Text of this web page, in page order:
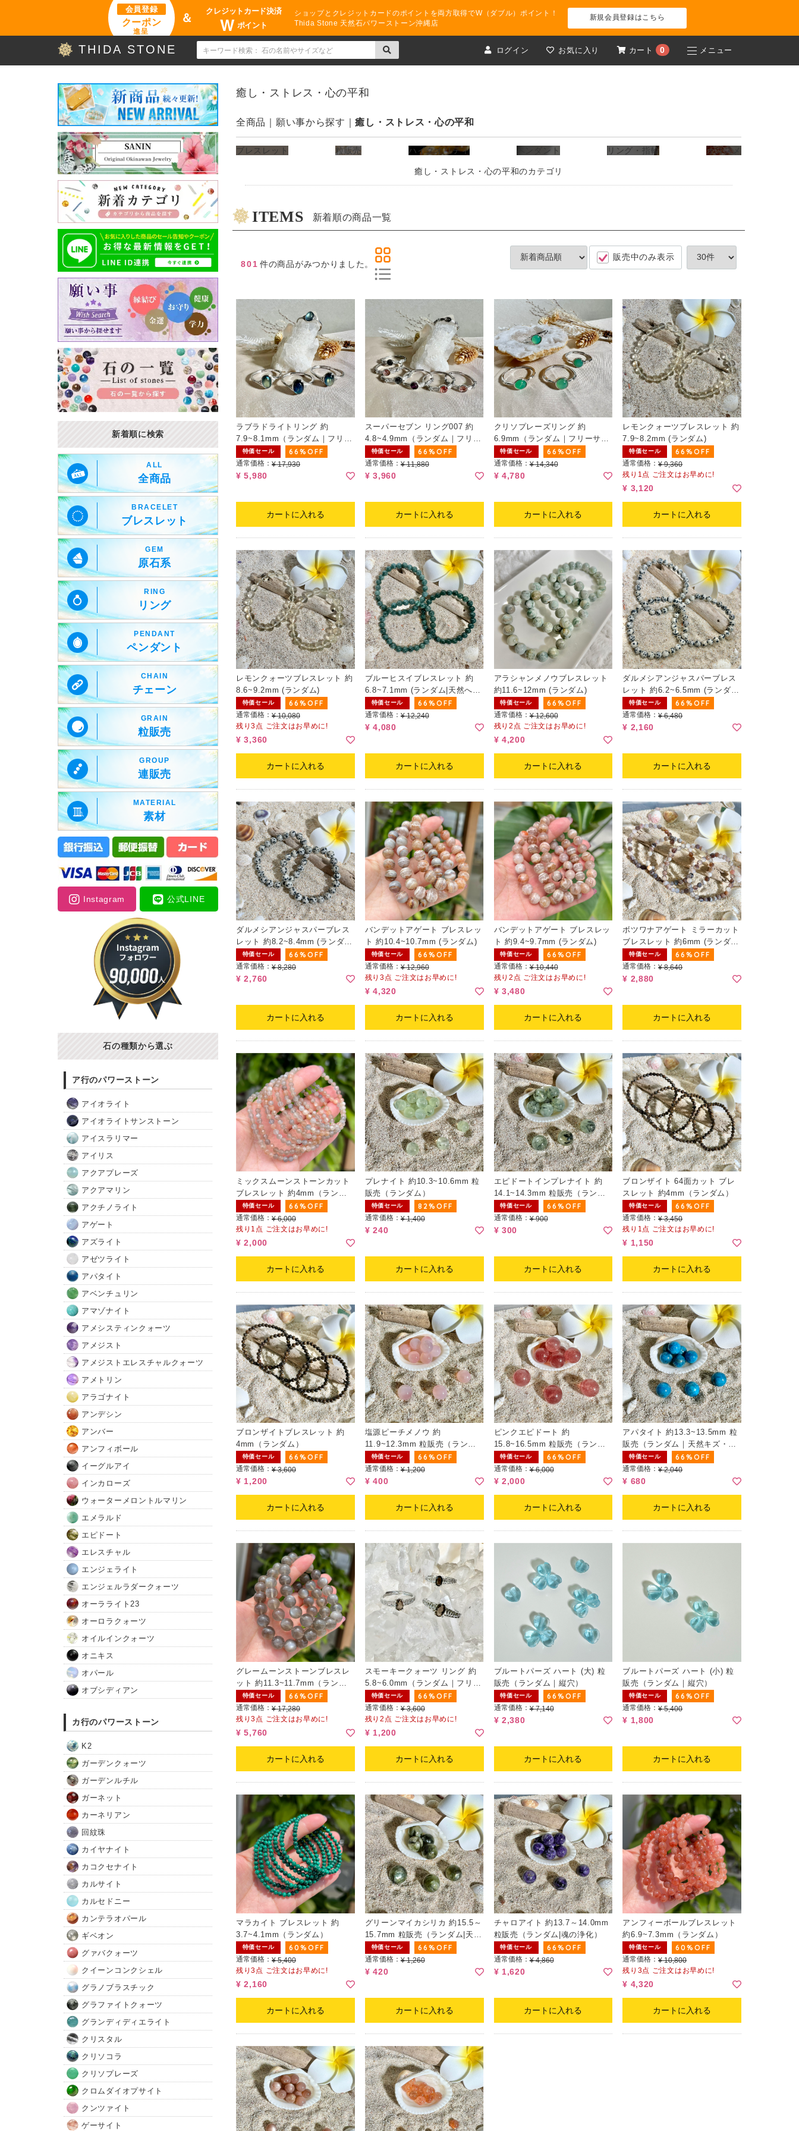
会員登録
クーポン
進呈
＆
クレジットカード決済
W ポイント
ショップとクレジットカードのポイントを両方取得でW（ダブル）ポイント！
Thida Stone 天然石パワーストーン沖縄店
新規会員登録はこちら
THIDA STONE ログイン お気に入り カート 0 メニュー
癒し・ストレス・心の平和
全商品 願い事から探す 癒し・ストレス・心の平和
ブレスレット 粒販売 ハイクオリティ ペンダント リング・指輪 オススメ
癒し・ストレス・心の平和のカテゴリ
ITEMS 新着順の商品一覧
801 件の商品がみつかりました。
販売中のみ表示
ラブラドライトリング 約
7.9~8.1mm（ランダム｜フリー
サイズ）
特価セール 66%OFF
通常価格： ¥ 17,930
¥ 5,980
カートに入れる
スーパーセブン リング007 約
4.8~4.9mm（ランダム｜フリー
サイズ）
特価セール 66%OFF
通常価格：¥ 11,880
¥ 3,960
カートに入れる
クリソプレーズリング 約
6.9mm（ランダム｜フリーサイ
ズ）
特価セール 66%OFF
通常価格：¥ 14,340
¥ 4,780
カートに入れる
レモンクォーツブレスレット 約
7.9~8.2mm (ランダム)
特価セール 66%OFF
通常価格：¥ 9,360
残り1点 ご注文はお早めに!
¥ 3,120
カートに入れる
レモンクォーツブレスレット 約
8.6~9.2mm (ランダム)
特価セール 66%OFF
通常価格： ¥ 10,080
残り3点 ご注文はお早めに!
¥ 3,360
カートに入れる
ブルーヒスイブレスレット 約
6.8~7.1mm (ランダム|天然へこ
み有)
特価セール 66%OFF
通常価格：¥ 12,240
¥ 4,080
カートに入れる
アラシャンメノウブレスレット
約11.6~12mm (ランダム)
特価セール 66%OFF
通常価格：¥ 12,600
残り2点 ご注文はお早めに!
¥ 4,200
カートに入れる
ダルメシアンジャスパーブレス
レット 約6.2~6.5mm (ランダ
ム)
特価セール 66%OFF
通常価格：¥ 6,480
¥ 2,160
カートに入れる
ダルメシアンジャスパーブレス
レット 約8.2~8.4mm (ランダ
ム)特価セール 66%OFF
通常価格： ¥ 8,280
¥ 2,760
カートに入れる
バンデットアゲート ブレスレッ
ト 約10.4~10.7mm (ランダム)
特価セール 66%OFF
通常価格：¥ 12,960
残り3点 ご注文はお早めに!
¥ 4,320
カートに入れる
バンデットアゲート ブレスレッ
ト 約9.4~9.7mm (ランダム)
特価セール 66%OFF
通常価格：¥ 10,440
残り2点 ご注文はお早めに!
¥ 3,480
カートに入れる
ボツワナアゲート ミラーカット
ブレスレット 約6mm (ランダ
ム)
特価セール 66%OFF
通常価格：¥ 8,640
¥ 2,880
カートに入れる
ミックスムーンストーンカット
ブレスレット 約4mm（ランダ
ム）
特価セール 66%OFF
通常価格： ¥ 6,000
残り1点 ご注文はお早めに!
¥ 2,000
カートに入れる
プレナイト 約10.3~10.6mm 粒
販売（ランダム）
特価セール 82%OFF
通常価格：¥ 1,400
¥ 240
カートに入れる
エピドートインプレナイト 約
14.1~14.3mm 粒販売（ランダ
ム）
特価セール 66%OFF
通常価格：¥ 900
¥ 300
カートに入れる
ブロンザイト 64面カット ブレ
スレット 約4mm（ランダム）
特価セール 66%OFF
通常価格：¥ 3,450
残り1点 ご注文はお早めに!
¥ 1,150
カートに入れる
ブロンザイトブレスレット 約
4mm（ランダム）
特価セール 66%OFF
通常価格： ¥ 3,600
¥ 1,200
カートに入れる
塩源ピーチメノウ 約
11.9~12.3mm 粒販売（ランダ
ム）
特価セール 66%OFF
通常価格：¥ 1,200
¥ 400
カートに入れる
ピンクエピドート 約
15.8~16.5mm 粒販売（ランダ
ム）
特価セール 66%OFF
通常価格：¥ 6,000
¥ 2,000
カートに入れる
アパタイト 約13.3~13.5mm 粒
販売（ランダム｜天然キズ・カ
ケ有）
特価セール 66%OFF
通常価格：¥ 2,040
¥ 680
カートに入れる
グレームーンストーンブレスレ
ット 約11.3~11.7mm（ランダ
ム）
特価セール 66%OFF
通常価格： ¥ 17,280
残り3点 ご注文はお早めに!
¥ 5,760
カートに入れる
スモーキークォーツ リング 約
5.8~6.0mm（ランダム｜フリー
サイズ）
特価セール 66%OFF
通常価格：¥ 3,600
残り2点 ご注文はお早めに!
¥ 1,200
カートに入れる
ブルートパーズ ハート (大) 粒
販売（ランダム｜縦穴）
特価セール 66%OFF
通常価格：¥ 7,140
¥ 2,380
カートに入れる
ブルートパーズ ハート (小) 粒
販売（ランダム｜縦穴）
特価セール 66%OFF
通常価格：¥ 5,400
¥ 1,800
カートに入れる
マラカイト ブレスレット 約
3.7~4.1mm（ランダム）
特価セール 60%OFF
通常価格： ¥ 5,400
残り3点 ご注文はお早めに!
¥ 2,160
カートに入れる
グリーンマイカシリカ 約15.5～
15.7mm 粒販売（ランダム|天然
へこみ有）
特価セール 66%OFF
通常価格：¥ 1,260
¥ 420
カートに入れる
チャロアイト 約13.7～14.0mm
粒販売（ランダム|魂の浄化）
特価セール 66%OFF
通常価格：¥ 4,860
¥ 1,620
カートに入れる
アンフィーボールブレスレット
約6.9~7.3mm（ランダム）
特価セール 60%OFF
通常価格：¥ 10,800
残り3点 ご注文はお早めに!
¥ 4,320
カートに入れる
新着順に検索
全商品
ALL
ブレスレット
BRACELET
原石系
GEM
リング
RING
ペンダント
PENDANT
チェーン
CHAIN
粒販売
GRAIN
連販売
GROUP
素材
MATERIAL
Instagram 公式LINE
石の種類から選ぶ
ア行のパワーストーン
アイオライト
アイオライトサンストーン
アイスラリマー
アイリス
アクアプレーズ
アクアマリン
アクチノライト
アゲート
アズライト
アゼツライト
アパタイト
アベンチュリン
アマゾナイト
アメシスティンクォーツ
アメジスト
アメジストエレスチャルクォーツ
アメトリン
アラゴナイト
アンデシン
アンバー
アンフィボール
イーグルアイ
インカローズ
ウォーターメロントルマリン
エメラルド
エピドート
エレスチャル
エンジェライト
エンジェルラダークォーツ
オーラライト23
オーロラクォーツ
オイルインクォーツ
オニキス
オパール
オブシディアン
カ行のパワーストーン
K2
ガーデンクォーツ
ガーデンルチル
ガーネット
カーネリアン
回紋珠
カイヤナイト
カコクセナイト
カルサイト
カルセドニー
カンテラオパール
ギベオン
グァバクォーツ
クイーンコンクシェル
グラノブラスチック
グラファイトクォーツ
グランディディエライト
クリスタル
クリソコラ
クリソプレーズ
クロムダイオプサイト
クンツァイト
ゲーサイト